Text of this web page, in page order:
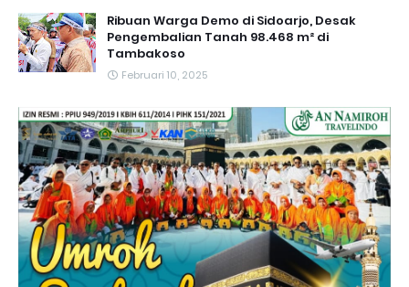
Ribuan Warga Demo di Sidoarjo, Desak
Pengembalian Tanah 98.468 m² di
Tambakoso
Februari 10, 2025